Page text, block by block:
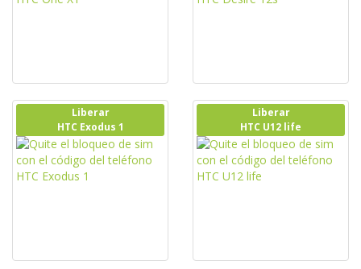
Liberar
HTC Exodus 1
Liberar
HTC U12 life